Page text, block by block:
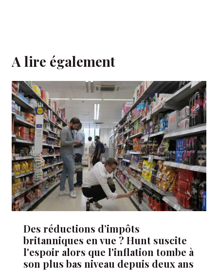
A lire également
Des réductions d’impôts
britanniques en vue ? Hunt suscite
l'espoir alors que l'inflation tombe à
son plus bas niveau depuis deux ans